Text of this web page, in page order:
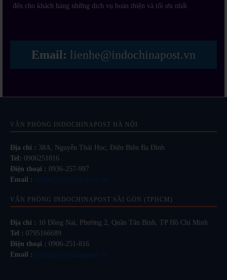
đến cho khách hàng những dịch vụ hoàn thiện và tối ưu nhất.
Email: lienhe@indochinapost.vn
VĂN PHÒNG INDOCHINAPOST HÀ NỘI
Địa chỉ : 38A, Nguyễn Thái Học, Điện Biên Ba Đình
Tel: 0906251816
Điện thoại : 0936-257-997
Email :
lienhe@indochinapost.vn
VĂN PHÒNG INDOCHINAPOST SÀI GÒN (TPHCM)
Địa chỉ : 10 Đồng Nai, Phường 2, Quận Tân Bình, TP Hồ Chí Minh
Tel : 0795166689
Điện thoại : 0906-251-816
Email :
lienhe@indochinapost.vn